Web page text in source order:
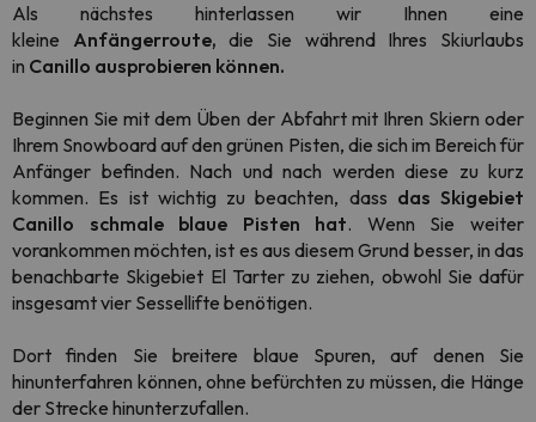
Als nächstes hinterlassen wir Ihnen eine
kleine Anfängerroute, die Sie während Ihres Skiurlaubs
in Canillo ausprobieren können.
Beginnen Sie mit dem Üben der Abfahrt mit Ihren Skiern oder
Ihrem Snowboard auf den grünen Pisten, die sich im Bereich für
Anfänger befinden. Nach und nach werden diese zu kurz
kommen. Es ist wichtig zu beachten, dass das Skigebiet
Canillo
schmale blaue Pisten hat. Wenn Sie weiter
vorankommen möchten, ist es aus diesem Grund besser, in das
benachbarte Skigebiet El Tarter zu ziehen, obwohl Sie dafür
insgesamt vier Sessellifte benötigen.
Dort finden Sie breitere blaue Spuren, auf denen Sie
hinunterfahren können, ohne befürchten zu müssen, die Hänge
der Strecke hinunterzufallen.